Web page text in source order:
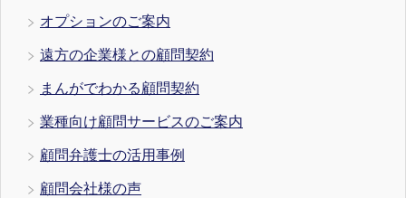
オプションのご案内
遠方の企業様との顧問契約
まんがでわかる顧問契約
業種向け顧問サービスのご案内
顧問弁護士の活用事例
顧問会社様の声